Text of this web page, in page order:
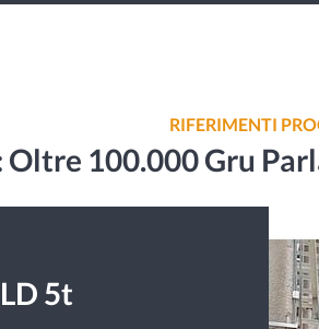
RIFERIMENTI
100.000 Gru
5t